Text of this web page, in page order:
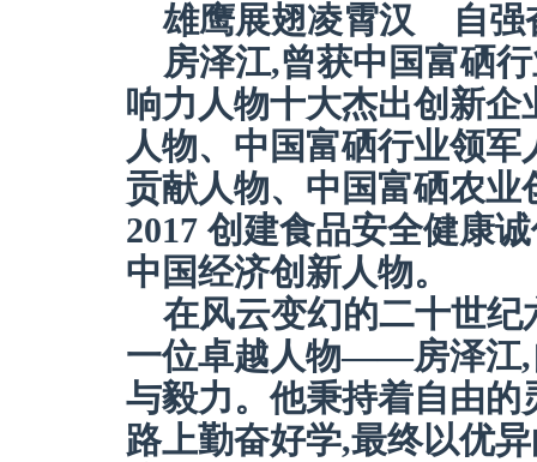
雄鹰展翅凌霄汉 自强
房泽江,曾获中国富硒
响力人物十大杰出创新企
人物、中国富硒行业领
贡献人物、中国富硒农
2017 创建食品安全健康
中国经济创新人物。
在风云变幻的二十世
一位卓越人物——房泽江,
与毅力。他秉持着自由
路上勤奋好学,最终以优